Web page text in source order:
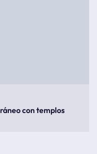
con templos